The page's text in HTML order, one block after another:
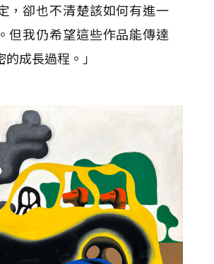
，卻也不清楚該如何有進一
但我仍希望這些作品能傳達
成長過程。」